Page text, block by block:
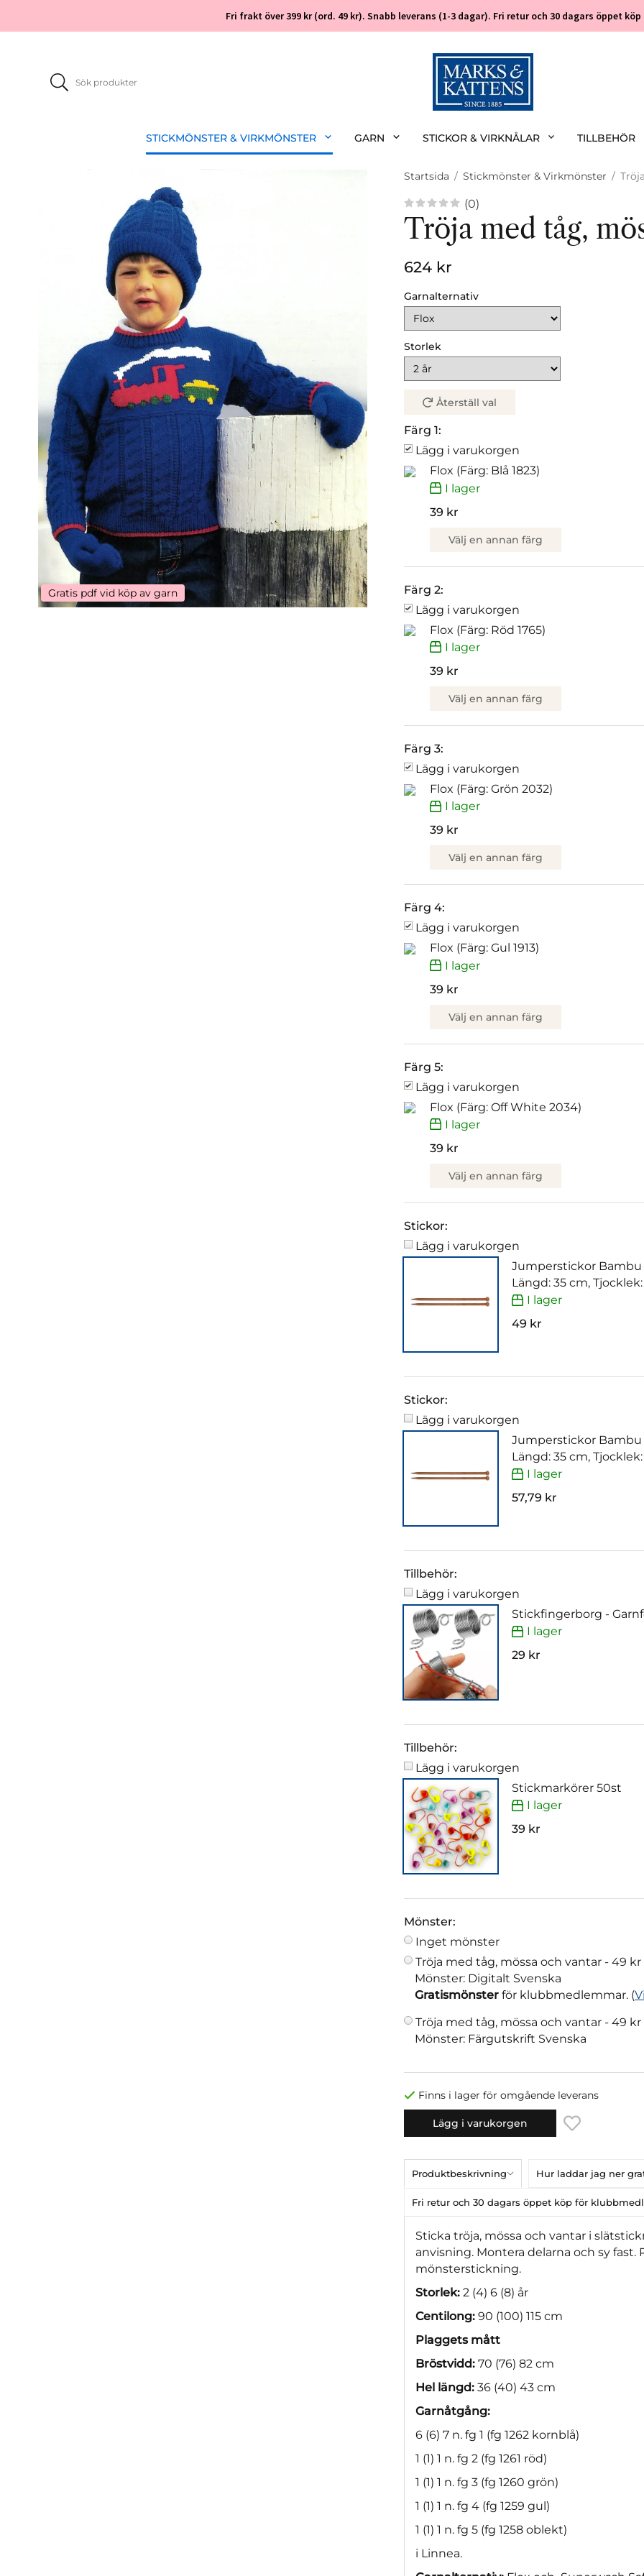
Fri frakt över 399 kr (ord. 49 kr). Snabb leverans (1-3 dagar). Fri retur och 30 dagars öppet
STICKMÖNSTER & VIRKMÖNSTER GARN STICKOR & VIRKNÅLAR TILLBEHÖR
Gratis pdf vid köp av garn
Startsida / Stickmönster & Virkmönster /
(0)
Tröja med tåg,
624 kr
Garnalternativ
Storlek
Återställ val
Färg 1:
Lägg i varukorgen
Flox (Färg: Blå 1823)
I lager
39 kr
Välj en annan färg
Färg 2:
Lägg i varukorgen
Flox (Färg: Röd 1765)
I lager
39 kr
Välj en annan färg
Färg 3:
Lägg i varukorgen
Flox (Färg: Grön 2032)
I lager
39 kr
Välj en annan färg
Färg 4:
Lägg i varukorgen
Flox (Färg: Gul 1913)
I lager
39 kr
Välj en annan färg
Färg 5:
Lägg i varukorgen
Flox (Färg: Off White 2034)
I lager
39 kr
Välj en annan färg
Stickor:
Lägg i varukorgen
Jumperstickor Bambu
Längd: 35 cm,
I lager
49 kr
Stickor:
Lägg i varukorgen
Jumperstickor Bambu
Längd: 35 cm,
I lager
57,79 kr
Tillbehör:
Lägg i varukorgen
Stickfingerborg -
I lager
29 kr
Tillbehör:
Lägg i varukorgen
Stickmarkörer 50st
I lager
39 kr
Mönster:
Inget mönster
Tröja med tåg, mössa och vantar - 49 kr
Mönster: Digitalt Svenska
Gratismönster för klubbmedlemmar. (
Tröja med tåg, mössa och vantar - 49 kr
Mönster: Färgutskrift Svenska
Finns i lager för omgående leverans
Lägg i varukorgen
Produktbeskrivning Hur laddar jag ner
Fri retur och 30 dagars öppet köp för
Sticka tröja, mössa och vantar i
anvisning. Montera delarna och sy
mönsterstickning.
Storlek: 2 (4) 6 (8) år
Centilong: 90 (100) 115 cm
Plaggets mått
Bröstvidd: 70 (76) 82 cm
Hel längd: 36 (40) 43 cm
Garnåtgång:
6 (6) 7 n. fg 1 (fg 1262 kornblå)
1 (1) 1 n. fg 2 (fg 1261 röd)
1 (1) 1 n. fg 3 (fg 1260 grön)
1 (1) 1 n. fg 4 (fg 1259 gul)
1 (1) 1 n. fg 5 (fg 1258 oblekt)
i Linnea.